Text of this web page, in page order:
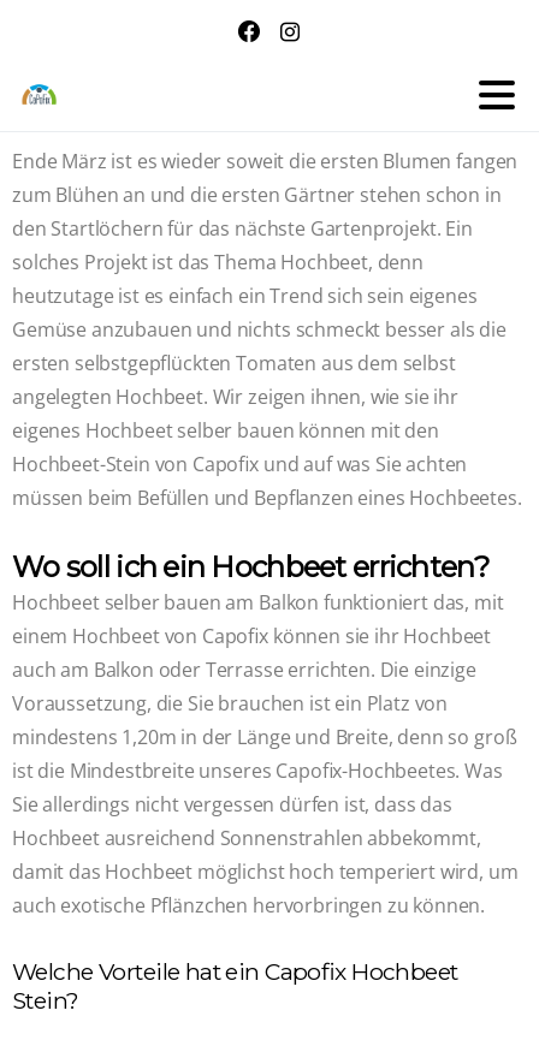
Ende März ist es wieder soweit die ersten Blumen fangen
zum Blühen an und die ersten Gärtner stehen schon in
den Startlöchern für das nächste Gartenprojekt. Ein
solches Projekt ist das Thema Hochbeet, denn
heutzutage ist es einfach ein Trend sich sein eigenes
Gemüse anzubauen und nichts schmeckt besser als die
ersten selbstgepflückten Tomaten aus dem selbst
angelegten Hochbeet. Wir zeigen ihnen, wie sie ihr
eigenes Hochbeet selber bauen können mit den
Hochbeet-Stein von Capofix und auf was Sie achten
müssen beim Befüllen und Bepflanzen eines Hochbeetes.
Wo soll ich ein Hochbeet errichten?
Hochbeet selber bauen am Balkon funktioniert das, mit
einem Hochbeet von Capofix können sie ihr Hochbeet
auch am Balkon oder Terrasse errichten. Die einzige
Voraussetzung, die Sie brauchen ist ein Platz von
mindestens 1,20m in der Länge und Breite, denn so groß
ist die Mindestbreite unseres Capofix-Hochbeetes. Was
Sie allerdings nicht vergessen dürfen ist, dass das
Hochbeet ausreichend Sonnenstrahlen abbekommt,
damit das Hochbeet möglichst hoch temperiert wird, um
auch exotische Pflänzchen hervorbringen zu können.
Welche Vorteile hat ein Capofix Hochbeet
Stein?